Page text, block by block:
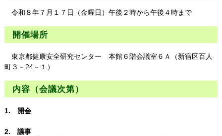
令和８年７月１７日（金曜日）午後２時から午後４時まで
開催場所
東京都健康安全研究センター 本館６階会議室６Ａ（新宿区百人
町３－24－１）
内容（会議次第）
1. 開会
2. 議事